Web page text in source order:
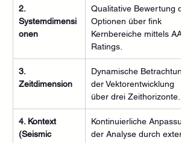
2.
Systemdimensi
onen
Qualitative Bewertung der
Optionen über fink
Kernbereiche mittels AAA-
Ratings.
3.
Zeitdimension
Dynamische Betrachtung
der Vektorentwicklung
über drei Zeithorizonte.
4. Kontext
(Seismic
Kontinuierliche Anpassung
der Analyse durch externe